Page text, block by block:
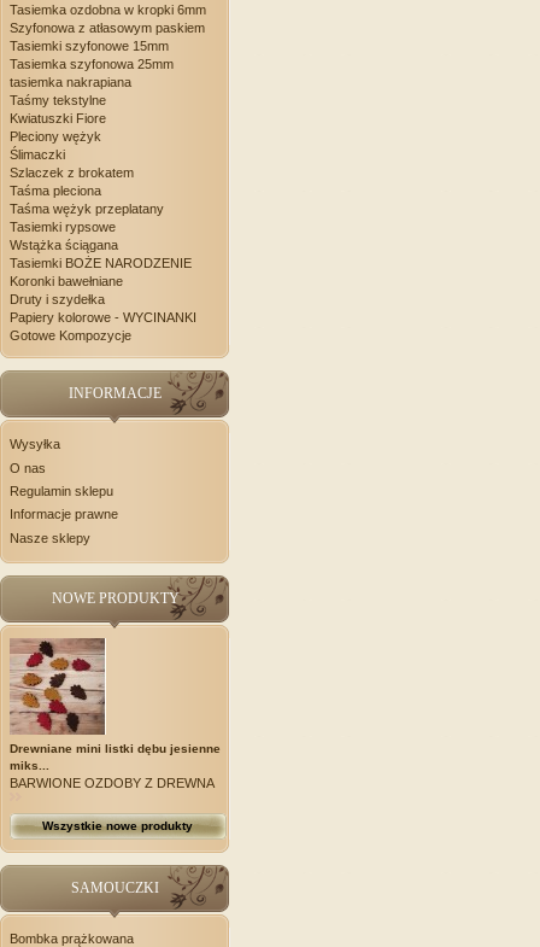
Tasiemka ozdobna w kropki 6mm
Szyfonowa z atłasowym paskiem
Tasiemki szyfonowe 15mm
Tasiemka szyfonowa 25mm
tasiemka nakrapiana
Taśmy tekstylne
Kwiatuszki Fiore
Pleciony wężyk
Ślimaczki
Szlaczek z brokatem
Taśma pleciona
Taśma wężyk przeplatany
Tasiemki rypsowe
Wstążka ściągana
Tasiemki BOŻE NARODZENIE
Koronki bawełniane
Druty i szydełka
Papiery kolorowe - WYCINANKI
Gotowe Kompozycje
INFORMACJE
Wysyłka
O nas
Regulamin sklepu
Informacje prawne
Nasze sklepy
NOWE PRODUKTY
Drewniane mini listki dębu jesienne
miks...
BARWIONE OZDOBY Z DREWNA
Wszystkie nowe produkty
SAMOUCZKI
Bombka prążkowana